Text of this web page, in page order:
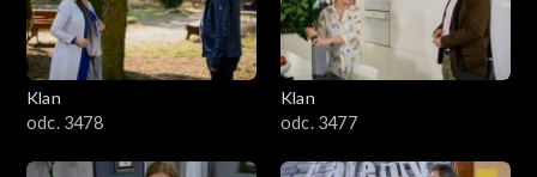
701–800
601–700
501–600
Klan
odc. 3478
Klan
odc. 3477